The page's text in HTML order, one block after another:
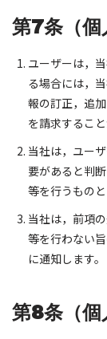
第7条（個
ユーザーは，
る場合には，
報の訂正，追
を請求すること
当社は，ユー
要があると判
等を行うものと
当社は，前項
等を行わない
に通知します。
第8条（個